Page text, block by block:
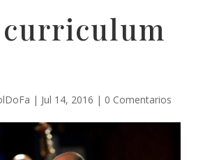
| Jul 14, 2016 | 0 Comentarios